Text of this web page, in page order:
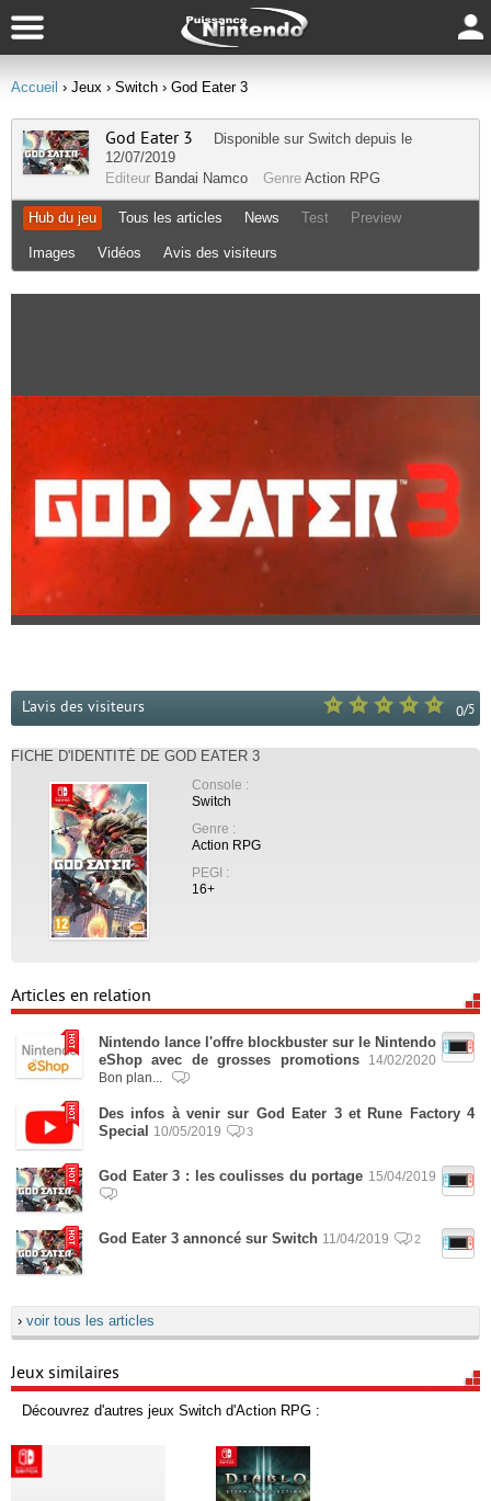
Accueil › Jeux › Switch › God Eater 3
God Eater 3 Disponible sur Switch depuis le
12/07/2019
Editeur Bandai Namco Genre Action RPG
Hub du jeu Tous les articles News Test Preview
Images Vidéos Avis des visiteurs
0/5
L'avis des visiteurs
FICHE D'IDENTITÉ DE GOD EATER 3
Console :
Switch
Genre :
Action RPG
PEGI :
16+
Articles en relation
Nintendo lance l'offre blockbuster sur le Nintendo
eShop avec de grosses promotions
14/02/2020
Bon plan...
Des infos à venir sur God Eater 3 et Rune Factory 4
Special
10/05/2019 3
God Eater 3 : les coulisses du portage 15/04/2019
God Eater 3 annoncé sur Switch 11/04/2019 2
› voir tous les articles
Jeux similaires
Découvrez d'autres jeux Switch d'Action RPG :